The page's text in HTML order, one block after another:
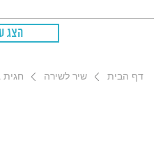
הצג
דף הבית שיר לשירה חגית